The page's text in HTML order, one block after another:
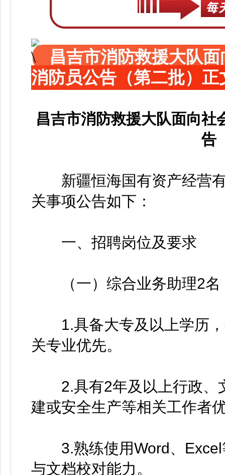
昌吉市消防救援大队
消防员公告（第二批）正
昌吉市消防救援大队面向社
告
新疆恒海国有资产经营有
关事项公告如下：
一、招聘岗位及要求
（一）综合业务助理2名
1.具备大专及以上学历，
关专业优先。
2.具有2年及以上行政、
建或安全生产等相关工作者
3.熟练使用Word、Excel
与文档校对能力。